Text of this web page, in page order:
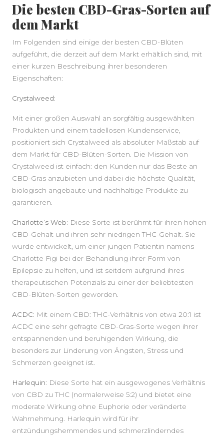
Die besten CBD-Gras-Sorten auf
dem Markt
Im Folgenden sind einige der besten CBD-Blüten
aufgeführt, die derzeit auf dem Markt erhältlich sind, mit
einer kurzen Beschreibung ihrer besonderen
Eigenschaften:
Crystalweed:
Mit einer großen Auswahl an sorgfältig ausgewählten
Produkten und einem tadellosen Kundenservice,
positioniert sich Crystalweed als absoluter Maßstab auf
dem Markt für CBD-Blüten-Sorten. Die Mission von
Crystalweed ist einfach: den Kunden nur das Beste an
CBD-Gras anzubieten und dabei die höchste Qualität,
biologisch angebaute und nachhaltige Produkte zu
garantieren.
Charlotte’s Web: Diese Sorte ist berühmt für ihren hohen
CBD-Gehalt und ihren sehr niedrigen THC-Gehalt. Sie
wurde entwickelt, um einer jungen Patientin namens
Charlotte Figi bei der Behandlung ihrer Form von
Epilepsie zu helfen, und ist seitdem aufgrund ihres
therapeutischen Potenzials zu einer der beliebtesten
CBD-Blüten-Sorten geworden.
ACDC: Mit einem CBD: THC-Verhältnis von etwa 20:1 ist
ACDC eine sehr gefragte CBD-Gras-Sorte wegen ihrer
entspannenden und beruhigenden Wirkung, die
besonders zur Linderung von Ängsten, Stress und
Schmerzen geeignet ist.
Harlequin: Diese Sorte hat ein ausgewogenes Verhältnis
von CBD zu THC (normalerweise 5:2) und bietet eine
moderate Wirkung ohne Euphorie oder veränderte
Wahrnehmung. Harlequin wird für ihr
entzündungshemmendes und schmerzlinderndes